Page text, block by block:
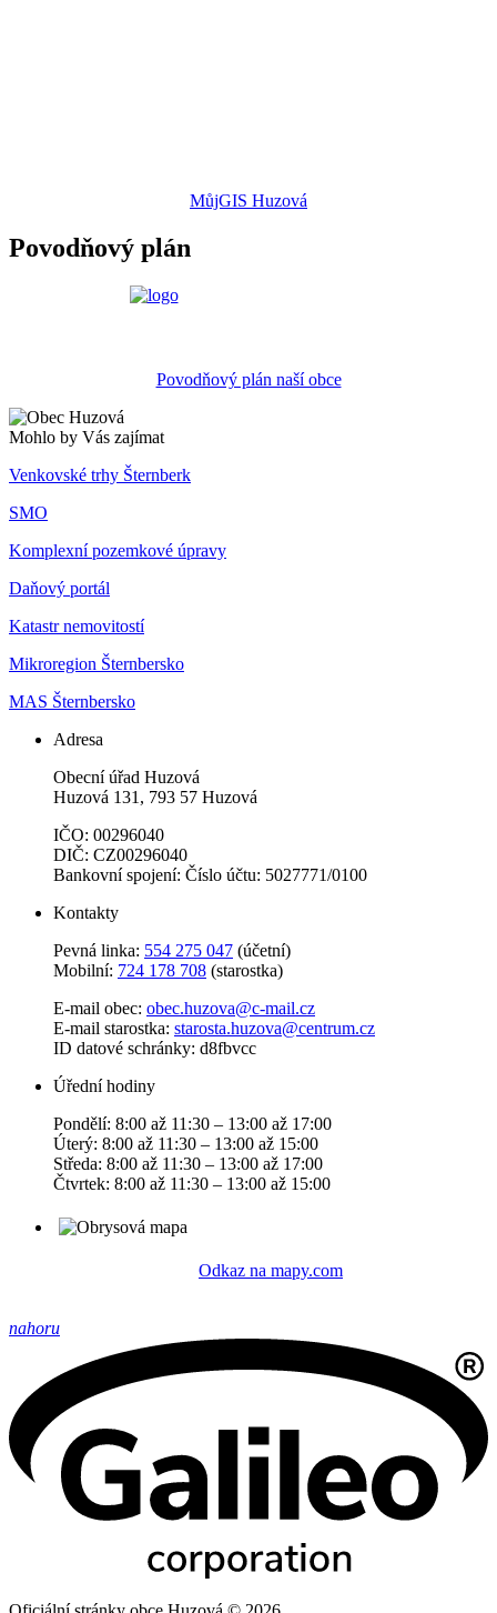
MůjGIS Huzová
Povodňový plán
Povodňový plán naší obce
Mohlo by Vás zajímat
Venkovské trhy Šternberk
SMO
Komplexní pozemkové úpravy
Daňový portál
Katastr nemovitostí
Mikroregion Šternbersko
MAS Šternbersko
Adresa
Obecní úřad Huzová
Huzová 131, 793 57 Huzová
IČO: 00296040
DIČ: CZ00296040
Bankovní spojení: Číslo účtu: 5027771/0100
Kontakty
Pevná linka: 554 275 047 (účetní)
Mobilní: 724 178 708 (starostka)
E-mail obec: obec.huzova@c-mail.cz
E-mail starostka: starosta.huzova@centrum.cz
ID datové schránky: d8fbvcc
Úřední hodiny
Pondělí: 8:00 až 11:30 – 13:00 až 17:00
Úterý: 8:00 až 11:30 – 13:00 až 15:00
Středa: 8:00 až 11:30 – 13:00 až 17:00
Čtvrtek: 8:00 až 11:30 – 13:00 až 15:00
Odkaz na mapy.com
nahoru